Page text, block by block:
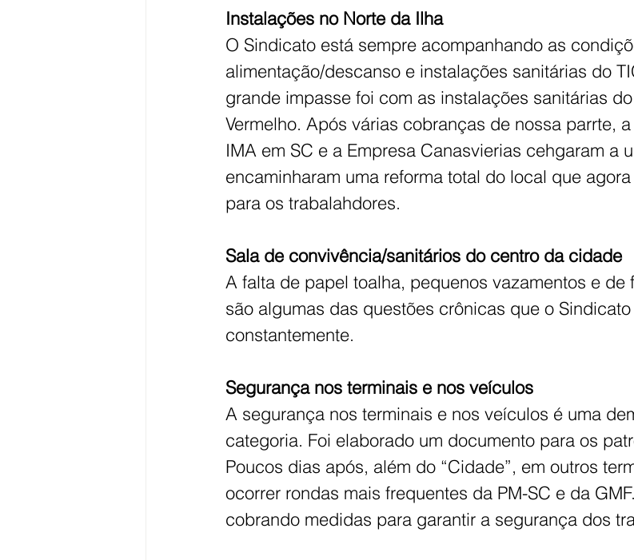
Instalações no Norte da Ilha
O Sindicato está sempre acompanhando as
alimentação/descanso e instalações sanitárias do
grande impasse foi com as instalações sanitárias
Vermelho. Após várias cobranças de nossa parrte,
IMA em SC e a Empresa Canasvierias cehgaram a
encaminharam uma reforma total do local que
para os trabalahdores.
Sala de convivência/sanitários do centro da cidade
A falta de papel toalha, pequenos vazamentos e de
são algumas das questões crônicas que o
constantemente.
Segurança nos terminais e nos veículos
A segurança nos terminais e nos veículos é uma
categoria. Foi elaborado um documento para os
Poucos dias após, além do “Cidade”, em outros
ocorrer rondas mais frequentes da PM-SC e da
cobrando medidas para garantir a segurança dos